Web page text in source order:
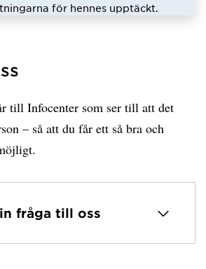
för hennes upptäckt.
till Infocenter som ser till att det
– så att du får ett så bra och
fråga till oss